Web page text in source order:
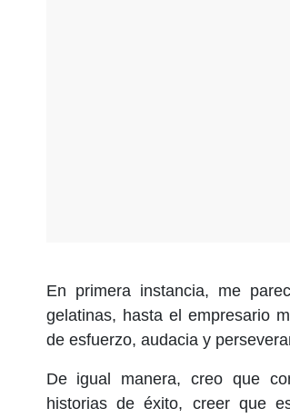
En primera instancia, me
gelatinas, hasta el empresario
de esfuerzo, audacia y
De igual manera, creo que
historias de éxito, creer que